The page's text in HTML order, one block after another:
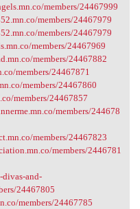
members/24467999
members/24467979
members/24467979
members/24467969
members/24467882
members/24467871
members/24467860
members/24467857
members/244678
members/24467823
members/2446781
and-
24467805
members/24467785